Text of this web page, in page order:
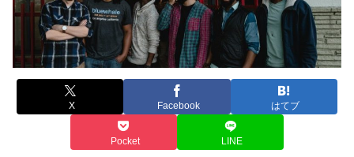
X Facebook はてブ
Pocket LINE